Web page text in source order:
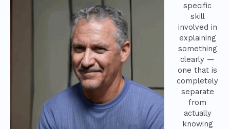
specific
skill
involved in
explaining
something
clearly —
one that is
completely
separate
from
actually
knowing